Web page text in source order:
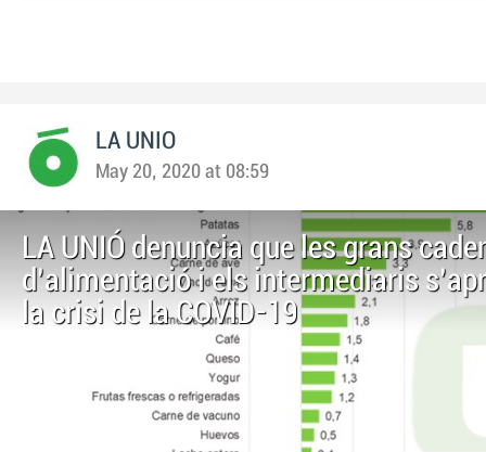
LA UNIO
May 20, 2020 at 08:59
LA UNIÓ denuncia que les grans
d’alimentació i els intermediaris
la crisi de la COVID-19